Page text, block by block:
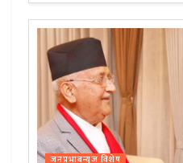
जनप्रभाबन्युज विशेष